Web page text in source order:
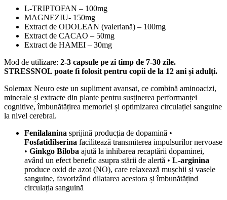
L-TRIPTOFAN – 100mg
MAGNEZIU- 150mg
Extract de ODOLEAN (valeriană) – 100mg
Extract de CACAO – 50mg
Extract de HAMEI – 30mg
Mod de utilizare: 2-3 capsule pe zi timp de 7-30 zile.
STRESSNOL poate fi folosit pentru copii de la 12 ani și adulți.
Solemax Neuro este un supliment avansat, ce combină aminoacizi,
minerale și extracte din plante pentru susținerea performanței
cognitive, îmbunătățirea memoriei și optimizarea circulației sanguine
la nivel cerebral.
Fenilalanina sprijină producția de dopamină •
Fosfatidilserina facilitează transmiterea impulsurilor nervoase
• Ginkgo Biloba ajută la inhibarea recaptării dopaminei,
având un efect benefic asupra stării de alertă • L-arginina
produce oxid de azot (NO), care relaxează mușchii și vasele
sanguine, favorizând dilatarea acestora și îmbunătățind
circulația sanguină